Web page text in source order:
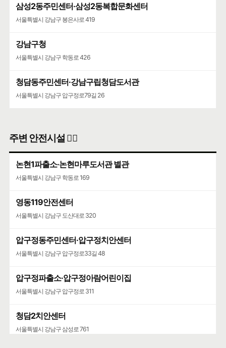
삼성2동주민센터·삼성2동복합문화센터
서울특별시 강남구 봉은사로 419
강남구청
서울특별시 강남구 학동로 426
청담동주민센터·강남구립청담도서관
서울특별시 강남구 압구정로79길 26
주변 안전시설 👮‍♀️
논현1파출소·논현마루도서관 별관
서울특별시 강남구 학동로 169
영동119안전센터
서울특별시 강남구 도산대로 320
압구정동주민센터·압구정치안센터
서울특별시 강남구 압구정로33길 48
압구정파출소·압구정아람어린이집
서울특별시 강남구 압구정로 311
청담2치안센터
서울특별시 강남구 삼성로 761